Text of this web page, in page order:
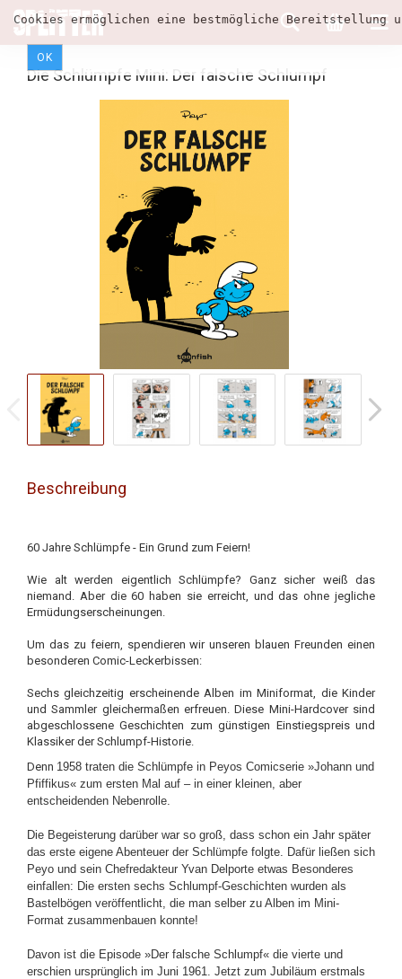
Cookies ermöglichen eine bestmögliche
OK
Die Schlümpfe Mini: Der falsche Schlumpf
Beschreibung
60 Jahre Schlümpfe - Ein Grund zum Feiern!
Wie alt werden eigentlich Schlümpfe? Ganz sicher weiß das
niemand. Aber die 60 haben sie erreicht, und das ohne jegliche
Ermüdungserscheinungen.
Um das zu feiern, spendieren wir unseren blauen Freunden einen
besonderen Comic-Leckerbissen:
Sechs gleichzeitig erscheinende Alben im Miniformat, die Kinder
und Sammler gleichermaßen erfreuen. Diese Mini-Hardcover sind
abgeschlossene Geschichten zum günstigen Einstiegspreis und
Klassiker der Schlumpf-Historie.
Denn 1958 traten die Schlümpfe in Peyos Comicserie »Johann und
Pfiffikus« zum ersten Mal auf – in einer kleinen, aber
entscheidenden Nebenrolle.
Die Begeisterung darüber war so groß, dass schon ein Jahr später
das erste eigene Abenteuer der Schlümpfe folgte. Dafür ließen sich
Peyo und sein Chefredakteur Yvan Delporte etwas Besonderes
einfallen: Die ersten sechs Schlumpf-Geschichten wurden als
Bastelbögen veröffentlicht, die man selber zu Alben im Mini-
Format zusammenbauen konnte!
Davon ist die Episode »Der falsche Schlumpf« die vierte und
erschien ursprünglich im Juni 1961. Jetzt zum Jubiläum erstmals